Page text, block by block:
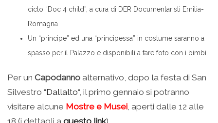
ciclo “Doc 4 child”, a cura di DER Documentaristi Emilia-
Romagna
Un “principe” ed una “principessa” in costume saranno a
spasso per il Palazzo e disponibili a fare foto con i bimbi.
Per un Capodanno alternativo, dopo la festa di San
Silvestro “Dallalto“, il primo gennaio si potranno
visitare alcune Mostre e Musei , aperti dalle 12 alle
18 (i dettagli a questo link).